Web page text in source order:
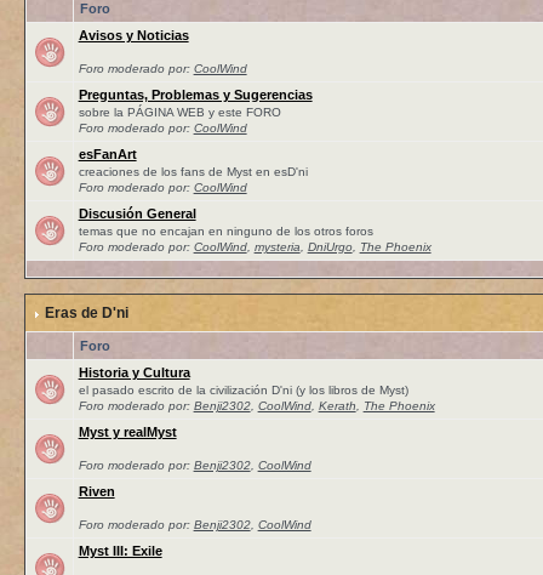
Foro
Avisos y Noticias
Foro moderado por: CoolWind
Preguntas, Problemas y Sugerencias
sobre la PÁGINA WEB y este FORO
Foro moderado por: CoolWind
esFanArt
creaciones de los fans de Myst en esD'ni
Foro moderado por: CoolWind
Discusión General
temas que no encajan en ninguno de los otros foros
Foro moderado por: CoolWind, mysteria DniUrgo, The Phoenix
Eras de D'ni
Foro
Historia y Cultura
el pasado escrito de la civilización D'ni (y los libros de Myst)
Foro moderado por: Benji2302, CoolWind, Kerath The Phoenix
Myst y realMyst
Foro moderado por: Benji2302, CoolWind
Riven
Foro moderado por: Benji2302, CoolWind
Myst III: Exile